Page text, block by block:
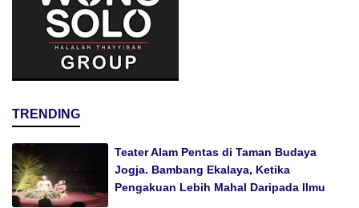
TRENDING
Teater Alam Pentas di Taman Budaya
Jogja. Bambang Ekalaya, Ketika
Pengakuan Lebih Mahal Daripada Ilmu